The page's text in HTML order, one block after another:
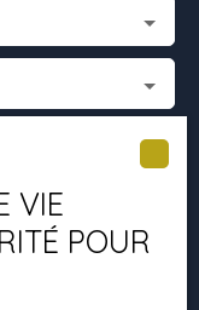
Programmes Neufs
VIE
POUR